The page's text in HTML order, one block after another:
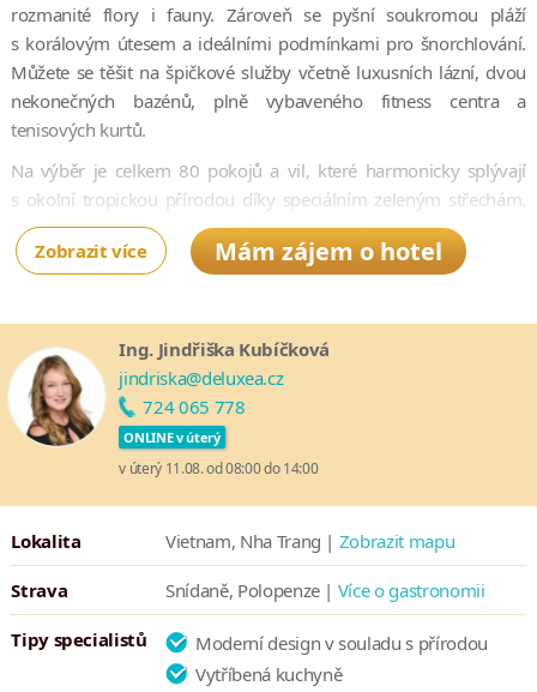
rozmanité flory i fauny. Zároveň se pyšní soukromou pláží
s korálovým útesem a ideálními podmínkami pro šnorchlování.
Můžete se těšit na špičkové služby včetně luxusních lázní, dvou
nekonečných bazénů, plně vybaveného fitness centra a
tenisových kurtů.
Na výběr je celkem 80 pokojů a vil, které harmonicky splývají
s okolní tropickou přírodou díky speciálním zeleným střechám.
Každý detail je navržen s důrazem na udržitelnost a respekt
k přírodě. Můžete se ubytovat v pokoji s výhledem do svěží
O výjimečné kulinářské zážitky se postarají tři exkluzivní
restaurace, které nabízejí vynikající vietnamskou i mezinárodní
kuchyni. V okolí hotelu se navíc nachází celá řada historických i
kulturních památek, přírodních divů, potápěčských lokalit i
malebných ostrovů.
Zobrazit více Mám zájem o hotel
Ing. Jindřiška Kubíčková
jindriska@deluxea.cz
724 065 778
ONLINE v úterý
v úterý 11.08. od 08:00 do 14:00
Lokalita Vietnam, Nha Trang | Zobrazit mapu
Strava Snídaně, Polopenze | Více o gastronomii
Tipy specialistů
Moderní design v souladu s přírodou
Vytříbená kuchyně